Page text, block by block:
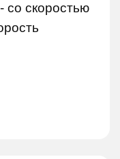
со скоростью